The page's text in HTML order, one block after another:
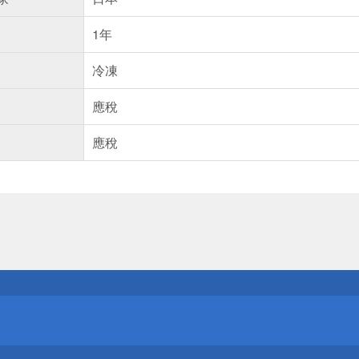
1年
冷凍
應稅
應稅
小心！